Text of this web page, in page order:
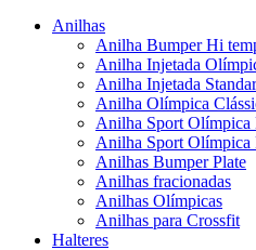
Anilhas
Anilha Bumper Hi
Anilha Injetada
Anilha Injetada
Anilha Olímpica
Anilha Sport Olímpica
Anilha Sport Olímpica
Anilhas Bumper Plate
Anilhas fracionadas
Anilhas Olímpicas
Anilhas para Crossfit
Halteres